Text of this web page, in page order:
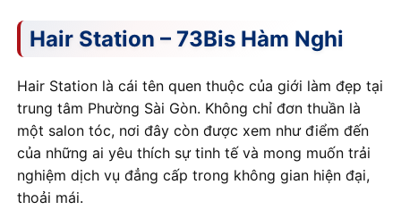
Hair Station – 73Bis Hàm Nghi
Hair Station là cái tên quen thuộc của giới làm đẹp tại
trung tâm Phường Sài Gòn. Không chỉ đơn thuần là
một salon tóc, nơi đây còn được xem như điểm đến
của những ai yêu thích sự tinh tế và mong muốn trải
nghiệm dịch vụ đẳng cấp trong không gian hiện đại,
thoải mái.